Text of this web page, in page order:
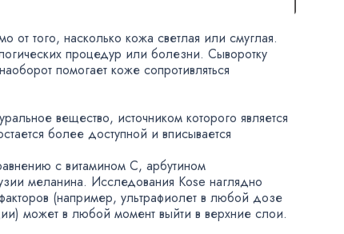
от того, насколько кожа светлая или смуглая.
процедур или болезни. Сыворотку
помогает коже сопротивляться
вещество, источником которого является
более доступной и вписывается
с витамином С, арбутином
меланина. Исследования Kose наглядно
(например, ультрафиолет в любой дозе
может в любой момент выйти в верхние слои.